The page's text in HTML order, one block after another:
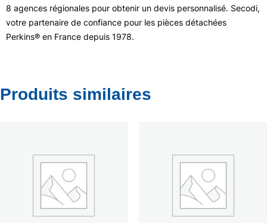
8 agences régionales pour obtenir un devis personnalisé. Secodi,
votre partenaire de confiance pour les pièces détachées
Perkins® en France depuis 1978.
Produits similaires